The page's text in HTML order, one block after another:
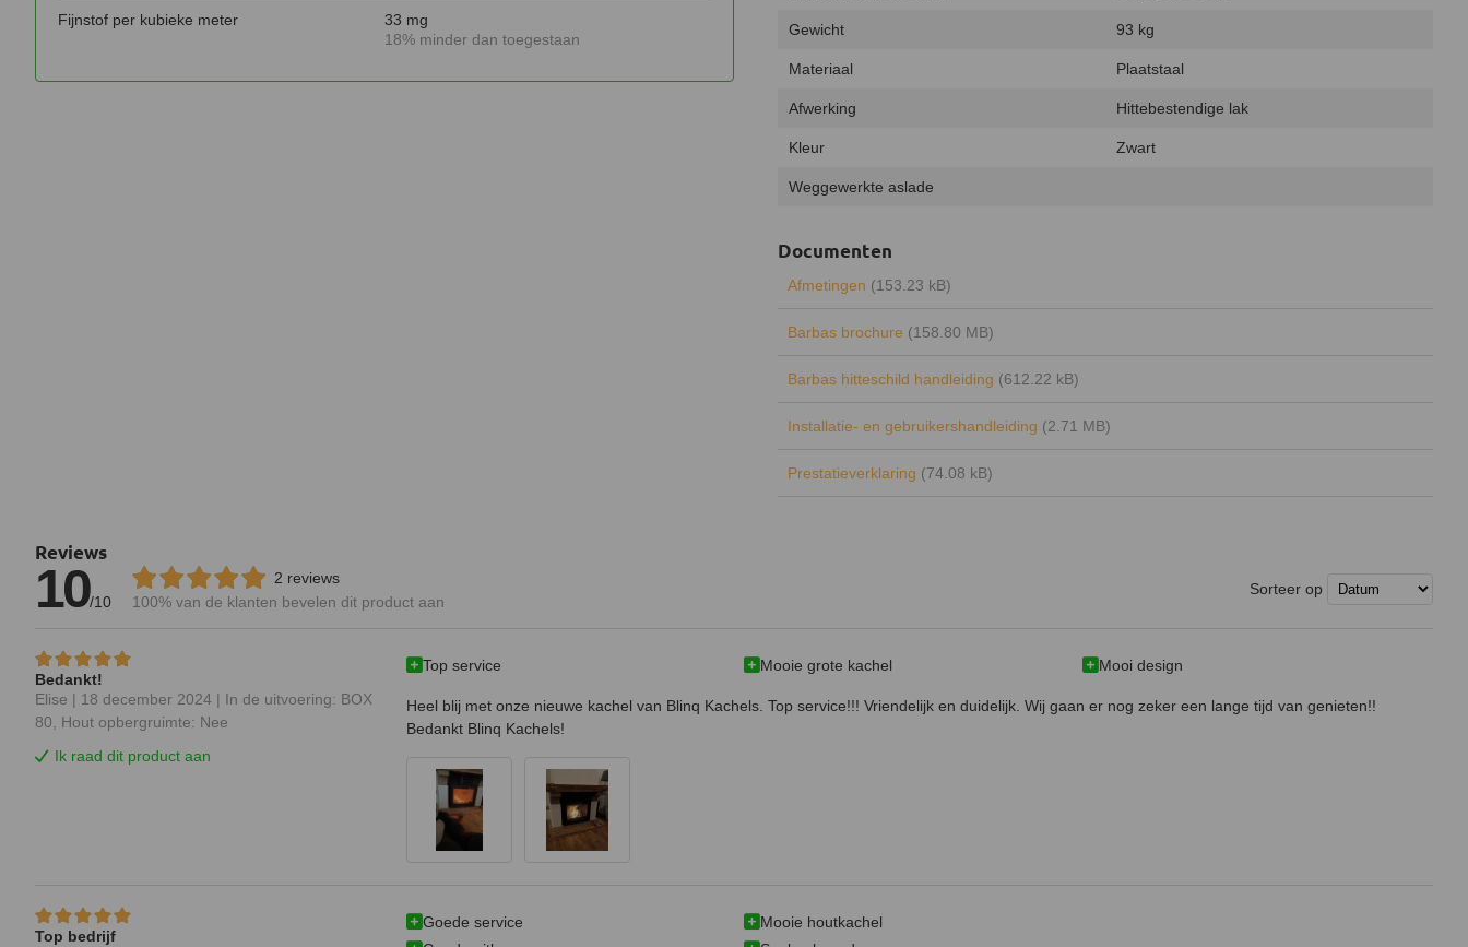
Fijnstof per kubieke meter
33 mg
18% minder dan toegestaan
Gewicht 93 kg
Materiaal Plaatstaal
Afwerking Hittebestendige lak
Kleur Zwart
Weggewerkte aslade
Documenten
Afmetingen (153.23 kB)
Barbas brochure (158.80 MB)
Barbas hitteschild handleiding (612.22 kB)
Installatie- en gebruikershandleiding (2.71 MB)
Prestatieverklaring (74.08 kB)
Reviews
10/10
2 reviews
100% van de klanten bevelen dit product aan
Sorteer op
Bedankt!
Elise | 18 december 2024 | In de uitvoering: BOX
80, Hout opbergruimte: Nee
Ik raad dit product aan
Top service Mooie grote kachel Mooi design
Heel blij met onze nieuwe kachel van Blinq Kachels. Top service!!! Vriendelijk en duidelijk. Wij gaan er nog zeker een lange tijd van genieten!!
Bedankt Blinq Kachels!
Top bedrijf
Goede service
Mooie houtkachel